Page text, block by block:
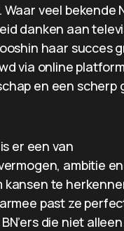
veel bekende
danken aan
haar succes
via online
en een scherp
er een van
ambitie
kansen te
past ze
die niet